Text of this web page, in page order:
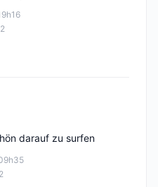
darauf zu surfen